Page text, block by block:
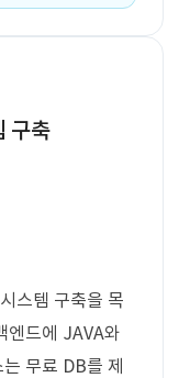
구축
스템 구축을 목
엔드에 JAVA와
무료 DB를 제